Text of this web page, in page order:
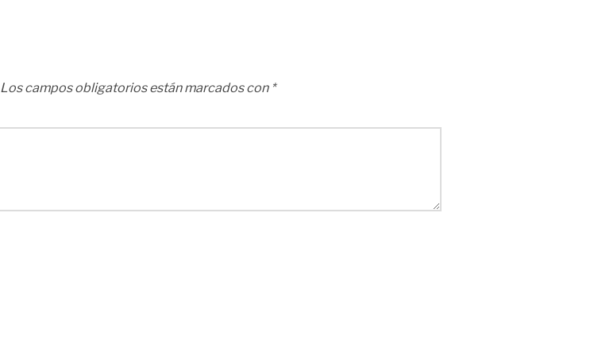
Los campos obligatorios están marcados con *